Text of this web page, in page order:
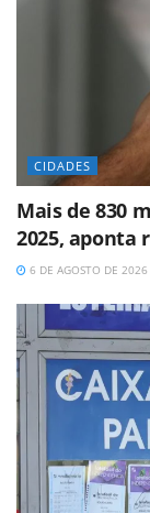
CIDADES
Mais de 830
2025, aponta
6 DE AGOSTO DE 2026